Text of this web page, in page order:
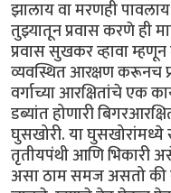
झालाय वा मरणही
तुझ्यातून प्रवास करणे ही
प्रवास सुखकर व्हावा
व्यवस्थित आरक्षण करूनच
वर्गाच्या आरक्षितांचे एक
डब्यांत होणारी
घुसखोरी. या घुसखोरांमध्ये
तृतीयपंथी आणि भिकारी
असा ठाम समज असतो की